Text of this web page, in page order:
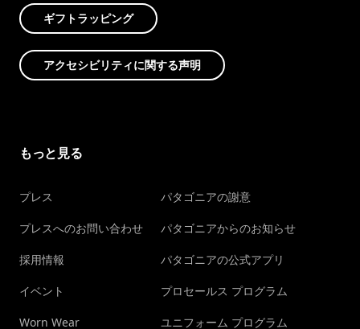
ギフトラッピング
アクセシビリティに関する声明
もっと見る
プレス
プレスへのお問い合わせ
採用情報
イベント
Worn Wear
パタゴニアの謝意
パタゴニアからのお知らせ
パタゴニアの公式アプリ
プロセールス プログラム
ユニフォーム プログラム